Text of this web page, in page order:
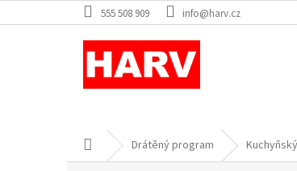
na
555 508 909 info@harv.cz
Domů Drátěný program Kuchyňský